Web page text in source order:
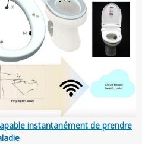
instantanément de prendre